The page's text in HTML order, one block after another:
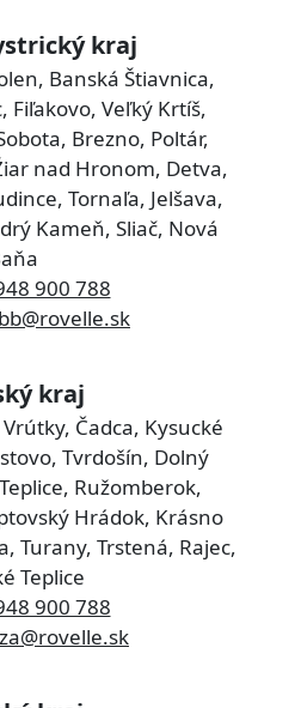
kraj
Banská Štiavnica,
Fiľakovo, Veľký Krtíš,
Brezno, Poltár,
nad Hronom, Detva,
Tornaľa, Jelšava,
Kameň, Sliač, Nová
900 788
kraj
Čadca, Kysucké
Tvrdošín, Dolný
Ružomberok,
Hrádok, Krásno
Turany, Trstená, Rajec,
Teplice
900 788